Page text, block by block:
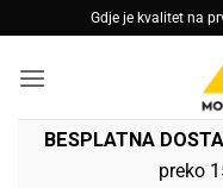
to
content
Gdje je kvalitet na
BESPLATNA
preko